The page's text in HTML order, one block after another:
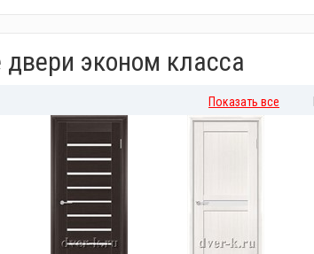
эконом класса
Показать все